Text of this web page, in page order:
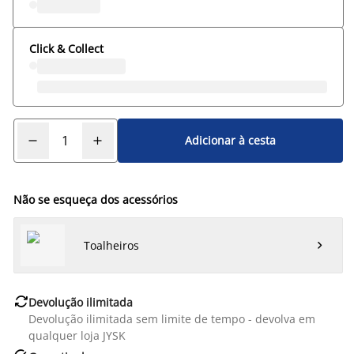
Click & Collect
Adicionar à cesta
Não se esqueça dos acessórios
Toalheiros 
Devolução ilimitada
Devolução ilimitada sem limite de tempo - devolva em
qualquer loja JYSK